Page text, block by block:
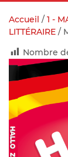
Accueil / 1 -
LITTÉRAIRE /
Nombre